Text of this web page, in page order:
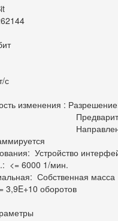
с
изменения :
Устройство
<= 6000 1/мин.
Собственная масса
3,9E+10 оборотов